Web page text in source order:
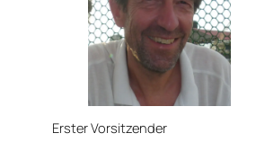
Erster Vorsitzender